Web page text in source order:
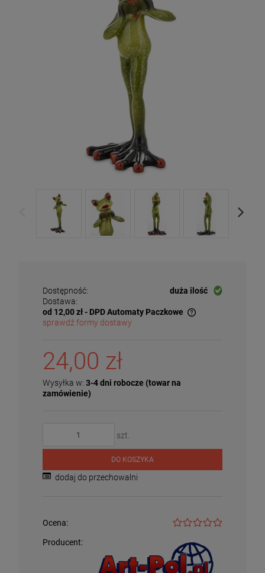
Dostępność:
duża ilość
Dostawa:
od 12,00 zł- DPD Automaty Paczkowe
Cena nie zawiera ewentualnych kosztów płatności
sprawdź formy dostawy
24,00 zł
Wysyłka w: 3-4 dni robocze (towar na
zamówienie)
szt.
DO KOSZYKA
dodaj do przechowalni
Ocena:
Producent: